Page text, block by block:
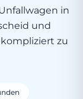
in
und
zu